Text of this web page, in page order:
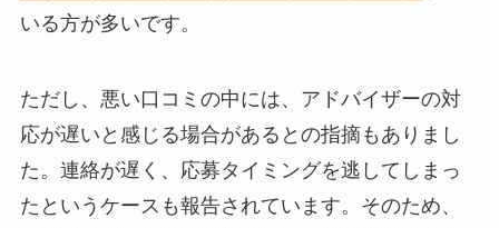
いる方が多いです。
ただし、悪い口コミの中には、アドバイザーの対
応が遅いと感じる場合があるとの指摘もありまし
た。連絡が遅く、応募タイミングを逃してしまっ
たというケースも報告されています。そのため、